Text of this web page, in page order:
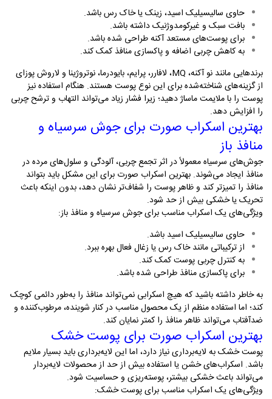
حاوی سالیسیلیک اسید، زینک یا خاک رس باشد.
بافت سبک و غیرکومدوژنیک داشته باشد.
برای پوست‌های مستعد آکنه طراحی شده باشد.
به کاهش چربی اضافه و پاکسازی منافذ کمک کند.
برندهایی مانند نو آکنه، MQ، لافارر، پرایم، بایودرما، نوتروژینا و لاروش پوزای
از گزینه‌های شناخته‌شده برای این نوع پوست هستند. هنگام استفاده نیز
پوست را با ملایمت ماساژ دهید؛ زیرا فشار زیاد می‌تواند التهاب و ترشح چربی
را افزایش دهد.
بهترین اسکراب صورت برای جوش سرسیاه و
منافذ باز
جوش‌های سرسیاه معمولاً در اثر تجمع چربی، آلودگی و سلول‌های مرده در
منافذ ایجاد می‌شوند. بهترین اسکراب صورت برای این مشکل باید بتواند
منافذ را تمیزتر کند و ظاهر پوست را شفاف‌تر نشان دهد، بدون اینکه باعث
تحریک یا خشکی بیش از حد شود.
ویژگی‌های یک اسکراب مناسب برای جوش سرسیاه و منافذ باز:
حاوی سالیسیلیک اسید باشد.
از ترکیباتی مانند خاک رس یا زغال فعال بهره ببرد.
به کنترل چربی پوست کمک کند.
برای پاکسازی منافذ طراحی شده باشد.
به خاطر داشته باشید که هیچ اسکرابی نمی‌تواند منافذ را به‌طور دائمی کوچک
کند؛ اما استفاده منظم از یک محصول مناسب در کنار شوینده، مرطوب‌کننده و
ضدآفتاب می‌تواند ظاهر منافذ را کمتر نمایان کند.
بهترین اسکراب صورت برای پوست خشک
پوست خشک به لایه‌برداری نیاز دارد، اما این لایه‌برداری باید بسیار ملایم
باشد. اسکراب‌های خشن یا استفاده بیش از حد از محصولات لایه‌بردار
می‌تواند باعث خشکی بیشتر، پوسته‌ریزی و حساسیت شود.
ویژگی‌های یک اسکراب مناسب برای پوست خشک: